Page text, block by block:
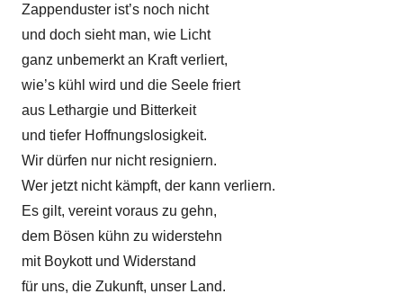
k
e
Zappenduster ist’s noch nicht
und doch sieht man, wie Licht
ganz unbemerkt an Kraft verliert,
wie’s kühl wird und die Seele friert
aus Lethargie und Bitterkeit
und tiefer Hoffnungslosigkeit.
Wir dürfen nur nicht resigniern.
Wer jetzt nicht kämpft, der kann verliern.
Es gilt, vereint voraus zu gehn,
dem Bösen kühn zu widerstehn
mit Boykott und Widerstand
für uns, die Zukunft, unser Land.